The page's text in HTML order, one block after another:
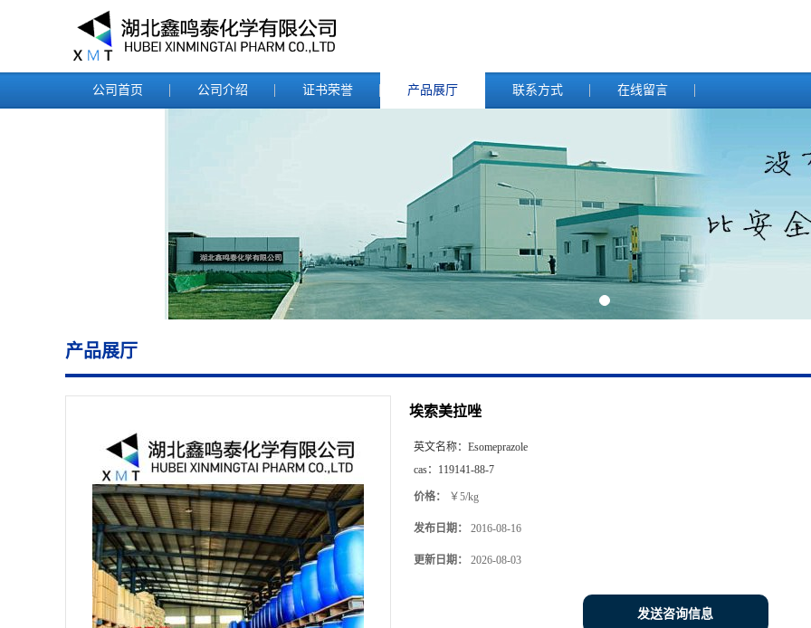
公司首页 公司介绍 证书荣誉 产品展厅 联系方式 在线留言
产品展厅
埃索美拉唑
英文名称： Esomeprazole
cas： 119141-88-7
价格： ￥5/kg
发布日期： 2016-08-16
更新日期： 2026-08-03
发送咨询信息